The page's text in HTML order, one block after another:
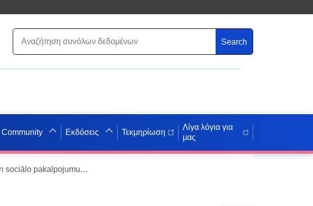
Search
Community Εκδόσεις Τεκμηρίωση
Λίγα λόγια για
μας
Maznodrošinātie - Pašvaldību sociālās palīdzības un sociālo pakalpojumu sistēmas (SOPA) dati - izmaiņas - 40900039904